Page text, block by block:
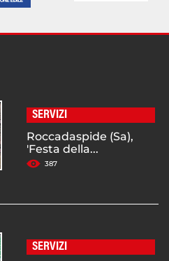
SERVIZI
Roccadaspide (Sa),
'Festa della...
387
SERVIZI